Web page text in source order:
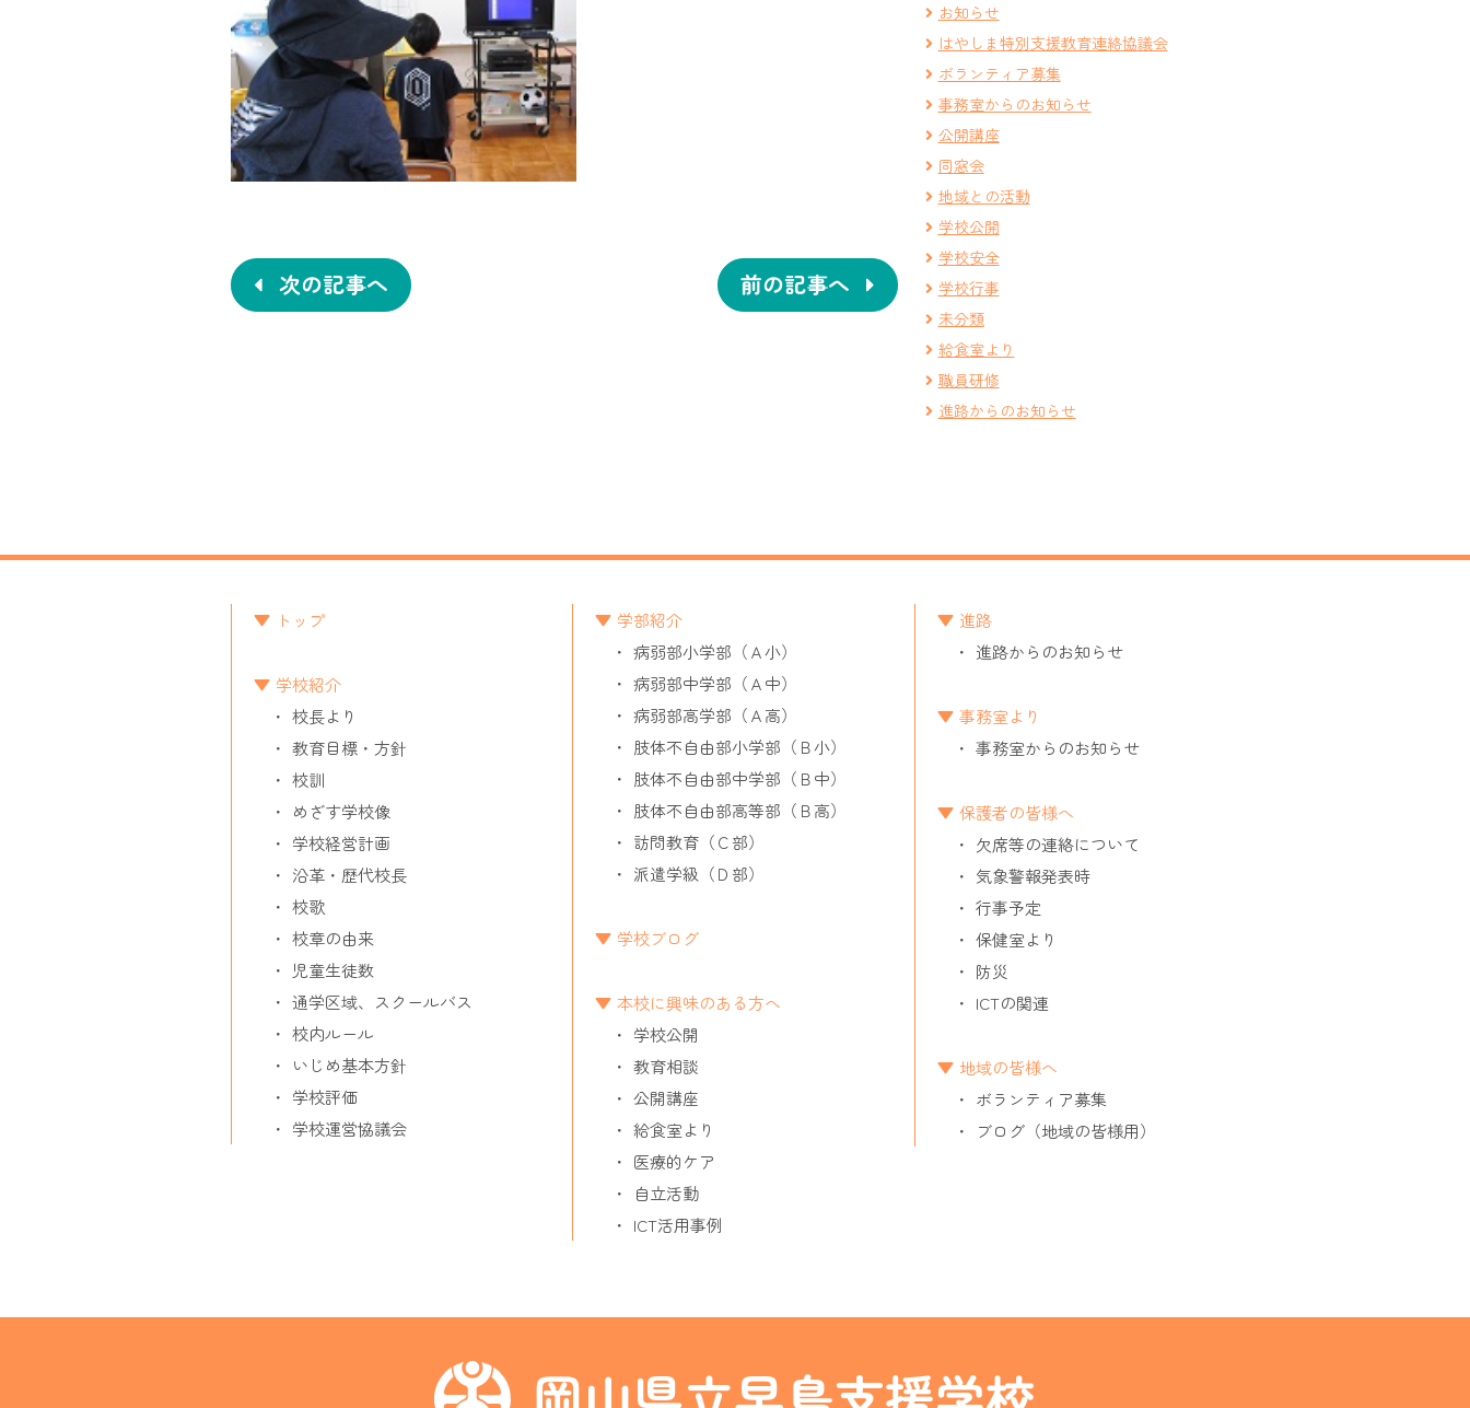
稿
ナ
ン
前の記事へ
次の記事へ
お知らせ
はやしま特別支援教育連絡協議会
ボランティア募集
事務室からのお知らせ
公開講座
同窓会
地域との活動
学校公開
学校安全
学校行事
未分類
給食室より
職員研修
進路からのお知らせ
トップ
学校紹介
校長より
教育目標・方針
校訓
めざす学校像
学校経営計画
沿革・歴代校長
校歌
校章の由来
児童生徒数
通学区域、スクールバス
校内ルール
いじめ基本方針
学校評価
学校運営協議会
学部紹介
病弱部小学部（Ａ小）
病弱部中学部（Ａ中）
病弱部高学部（Ａ高）
肢体不自由部小学部（Ｂ小）
肢体不自由部中学部（Ｂ中）
肢体不自由部高等部（Ｂ高）
訪問教育（Ｃ部）
派遣学級（Ｄ部）
学校ブログ
本校に興味のある方へ
学校公開
教育相談
公開講座
給食室より
医療的ケア
自立活動
ICT活用事例
進路
進路からのお知らせ
事務室より
事務室からのお知らせ
保護者の皆様へ
欠席等の連絡について
気象警報発表時
行事予定
保健室より
防災
ICTの関連
地域の皆様へ
ボランティア募集
ブログ（地域の皆様用）